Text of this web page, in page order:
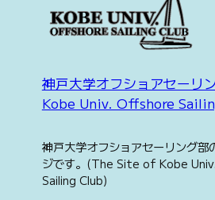
神戸大学オフショアセーリ
Kobe Univ. Offshore
神戸大学オフショアセーリング部
ジです。(The Site of Kobe
Sailing Club)